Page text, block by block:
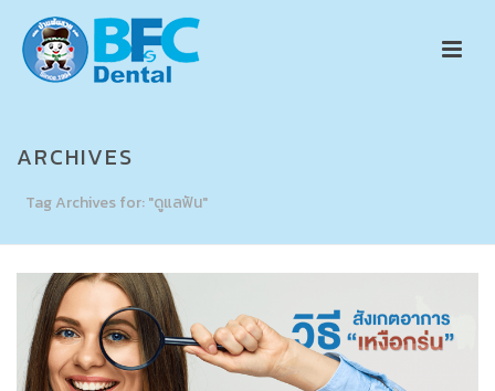
ARCHIVES
Tag Archives for: "ดูแลฟัน"